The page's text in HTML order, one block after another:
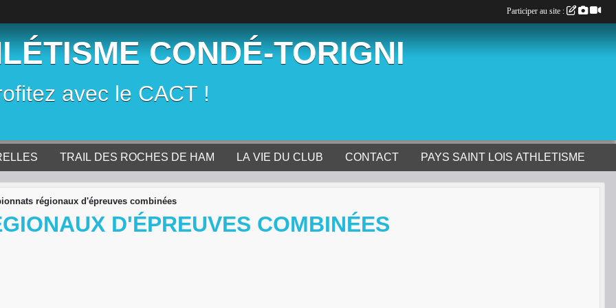
CONDÉ-TORIGNI
avec le CACT !
TRAIL DES ROCHES DE HAM LA VIE DU CLUB CONTACT PAYS SAINT LOIS ATHLETISME
régionaux d'épreuves combinées
D'ÉPREUVES COMBINÉES
Participer au site :